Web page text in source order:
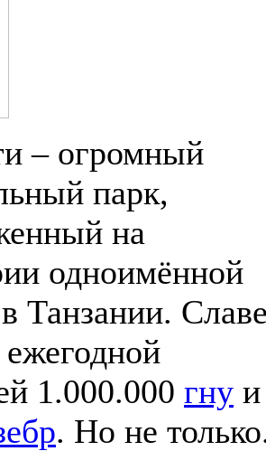
– огромный
парк,
на
одноимённой
Танзании.
1.000.000 гну и
. Но не